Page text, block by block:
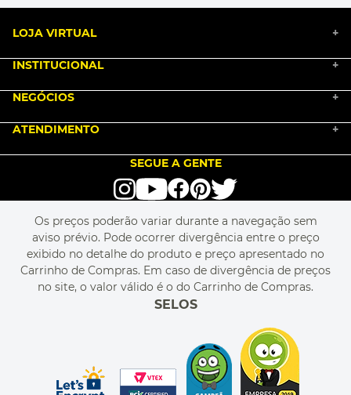
LOJA VIRTUAL +
TERMOS DE USO
POLÍTICA DE PRIVACIDADE
PERGUNTAS FREQUENTES
MEU CADASTRO
MEU PEDIDO
CUPONS DE DESCONTO
INSTITUCIONAL +
BLOG
RASTREIE O SEU PEDIDO
MAPA DO SITE
NEGÓCIOS +
LOVE BRANDS
SEJA REVENDEDOR
LIVELO
ATENDIMENTO +
alô alô IMG
SEGUE A GENTE
Os preços poderão variar durante a navegação sem
aviso prévio. Pode ocorrer divergência entre o preço
exibido no detalhe do produto e preço apresentado no
Carrinho de Compras. Em caso de divergência de preços
no site, o valor válido é o do Carrinho de Compras.
SELOS